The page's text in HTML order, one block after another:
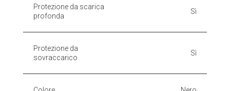
Protezione da scarica
profonda
Sì
Protezione da
sovraccarico
Sì